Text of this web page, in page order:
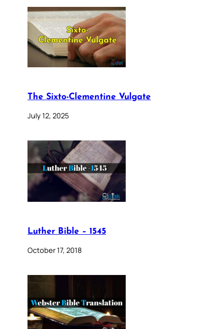
The Sixto-Clementine Vulgate
July 12, 2025
Luther Bible – 1545
October 17, 2018